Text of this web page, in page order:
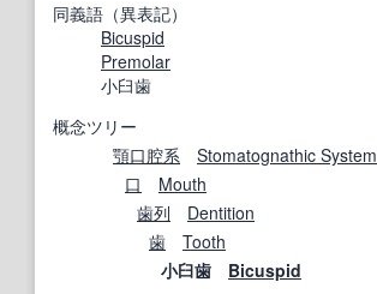
同義語（異表記）
Bicuspid
Premolar
小臼歯
概念ツリー
顎口腔系
Stomatognathic System
口
Mouth
歯列
Dentition
歯
Tooth
小臼歯 Bicuspid